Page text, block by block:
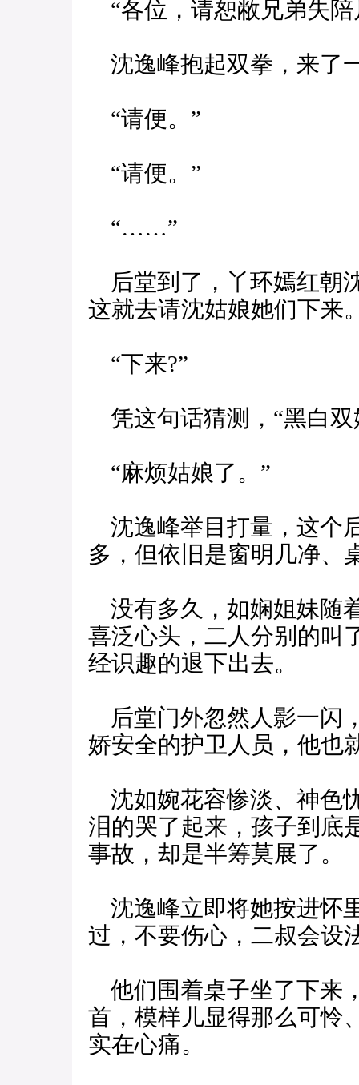
“各位，请恕敝兄弟失陪
沈逸峰抱起双拳，来了
“请便。”
“请便。”
“……”
后堂到了，丫环嫣红朝
这就去请沈姑娘她们下来
“下来?”
凭这句话猜测，“黑白双
“麻烦姑娘了。”
沈逸峰举目打量，这个
多，但依旧是窗明几净、
没有多久，如娴姐妹随
喜泛心头，二人分别的叫
经识趣的退下出去。
后堂门外忽然人影一闪
娇安全的护卫人员，他也
沈如婉花容惨淡、神色
泪的哭了起来，孩子到底
事故，却是半筹莫展了。
沈逸峰立即将她按进怀
过，不要伤心，二叔会设
他们围着桌子坐了下来
首，模样儿显得那么可怜
实在心痛。